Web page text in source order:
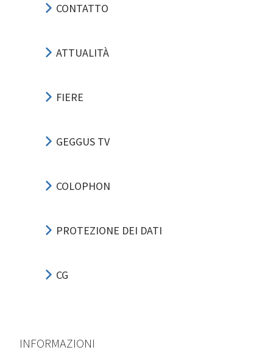
CONTATTO
ATTUALITÀ
FIERE
GEGGUS TV
COLOPHON
PROTEZIONE DEI DATI
CG
INFORMAZIONI